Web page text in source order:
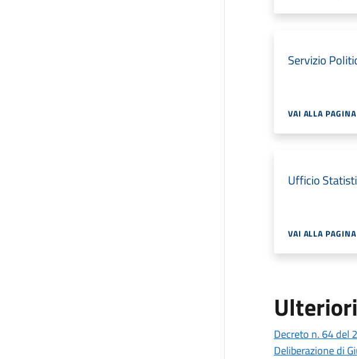
Servizio
VAI ALLA PAGINA
Ufficio
VAI ALLA PAGINA
Decreto n. 64 del
Deliberazione di